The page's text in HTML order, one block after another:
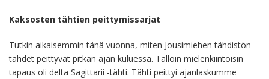
Kaksosten tähtien peittymissarjat
Tutkin aikaisemmin tänä vuonna, miten Jousimiehen tähdistön
tähdet peittyvät pitkän ajan kuluessa. Tällöin mielenkiintoisin
tapaus oli delta Sagittarii -tähti. Tähti peittyi ajanlaskumme